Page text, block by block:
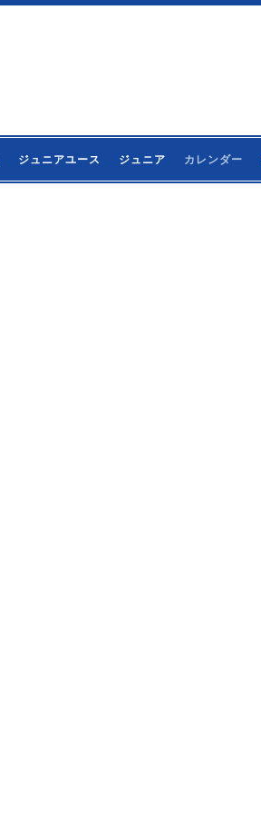
ジュニアユース ジュニア カレンダー